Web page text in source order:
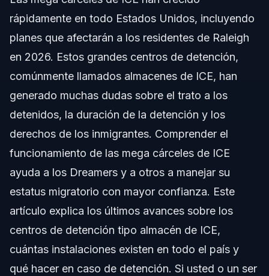
Comprendiendo las Mega Cárceles y Almacenes
de ICE
¿Qué Son los Centros de Detención Tipo Almacén de
ICE?
¿Cuántos Centros de Detención de ICE Hay en Todo el
País?
Planes de ICE y el Escenario para 2026
Pasos Clave a Seguir si es Detenido por ICE
Paso 1: Mantenga la Calma y No Firme Sin Asesoría
Paso 2: Informe a Su Familia o Amigos
Paso 3: Solicite una Llamada Telefónica y Ayuda Legal
Paso 4: Asista a Todas las Audiencias Migratorias
Errores Comunes a Evitar en Detenciones de ICE
rápidamente en todo Estados Unidos, incluyendo
planes que afectarán a los residentes de Raleigh
en 2026. Estos grandes centros de detención,
comúnmente llamados almacenes de ICE, han
generado muchas dudas sobre el trato a los
detenidos, la duración de la detención y los
derechos de los inmigrantes. Comprender el
funcionamiento de las mega cárceles de ICE
ayuda a los Dreamers y a otros a manejar su
estatus migratorio con mayor confianza. Este
artículo explica los últimos avances sobre los
centros de detención tipo almacén de ICE,
cuántas instalaciones existen en todo el país y
qué hacer en caso de detención. Si usted o un ser